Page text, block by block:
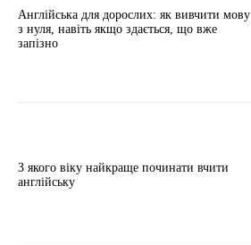
Англійська для дорослих: як вивчити мову
з нуля, навіть якщо здається, що вже
запізно
З якого віку найкраще починати вчити
англійську